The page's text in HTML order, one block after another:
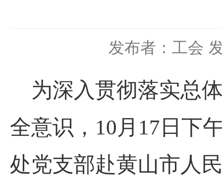
发布者：工会
为深入贯彻落实总
全意识， 10月17日下
处党支部赴黄山市人